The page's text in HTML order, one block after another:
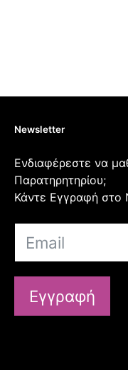
Newsletter
Ενδιαφέρεστε να
Παρατηρητηρίου;
Κάντε Εγγραφή στο
Εγγραφή